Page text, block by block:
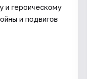
и героическому
и подвигов